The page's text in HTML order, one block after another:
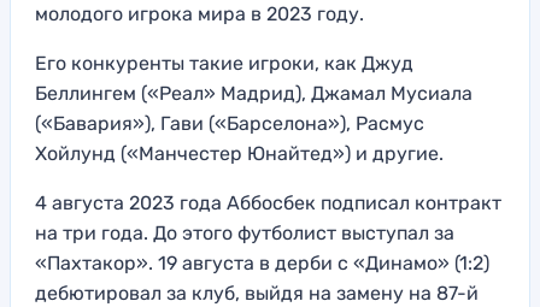
молодого игрока мира в 2023 году.
Его конкуренты такие игроки, как Джуд
Беллингем («Реал» Мадрид), Джамал Мусиала
(«Бавария»), Гави («Барселона»), Расмус
Хойлунд («Манчестер Юнайтед») и другие.
4 августа 2023 года Аббосбек подписал контракт
на три года. До этого футболист выступал за
«Пахтакор». 19 августа в дерби с «Динамо» (1:2)
дебютировал за клуб, выйдя на замену на 87-й